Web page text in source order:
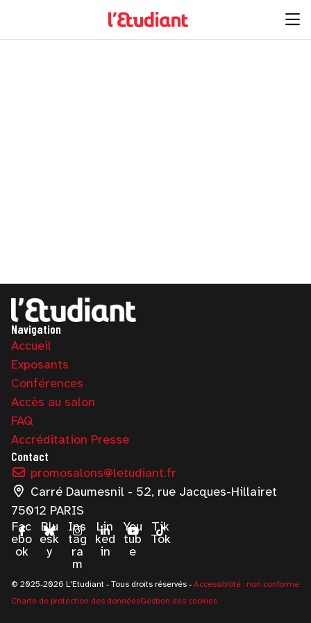
Navigation
Accueil
Exposants
Conférences
Accès au salon
FAQ
Accréditation Presse
Contact
promosalons@letudiant.fr
Carré Daumesnil - 52, rue Jacques-Hillairet
75012 PARIS
Fac
ebo
ok
Blu
esk
y
Ins
tag
ra
m
Lin
ked
in
You
tub
e
Tik
Tok
© 2025-2026 L'Etudiant - Tous droits réservés - Accessibilité : non conforme
Charte de protection des donnéesGestion des cookies